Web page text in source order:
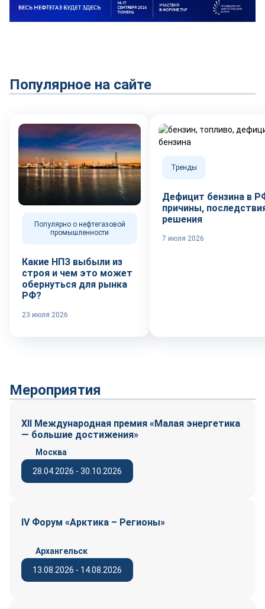
Популярное на сайте
Популярно о нефтегазовой
промышленности
Какие НПЗ выбыли из
строя и чем это может
обернуться для рынка
РФ?
23 июля 2026
Тренды
Дефицит бензина в
причины,
решения
7 июля 2026
Мероприятия
XII Международная премия «Малая энергетика
— большие достижения»
28.04.2026 - 30.10.2026
Москва
IV Форум «Арктика – Регионы»
13.08.2026 - 14.08.2026
Архангельск